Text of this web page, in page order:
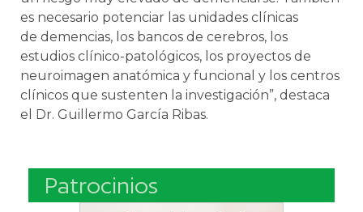
es necesario potenciar las unidades clínicas
de demencias, los bancos de cerebros, los
estudios clínico-patológicos, los proyectos de
neuroimagen anatómica y funcional y los centros
clínicos que sustenten la investigación”, destaca
el Dr. Guillermo García Ribas.
Patrocinios